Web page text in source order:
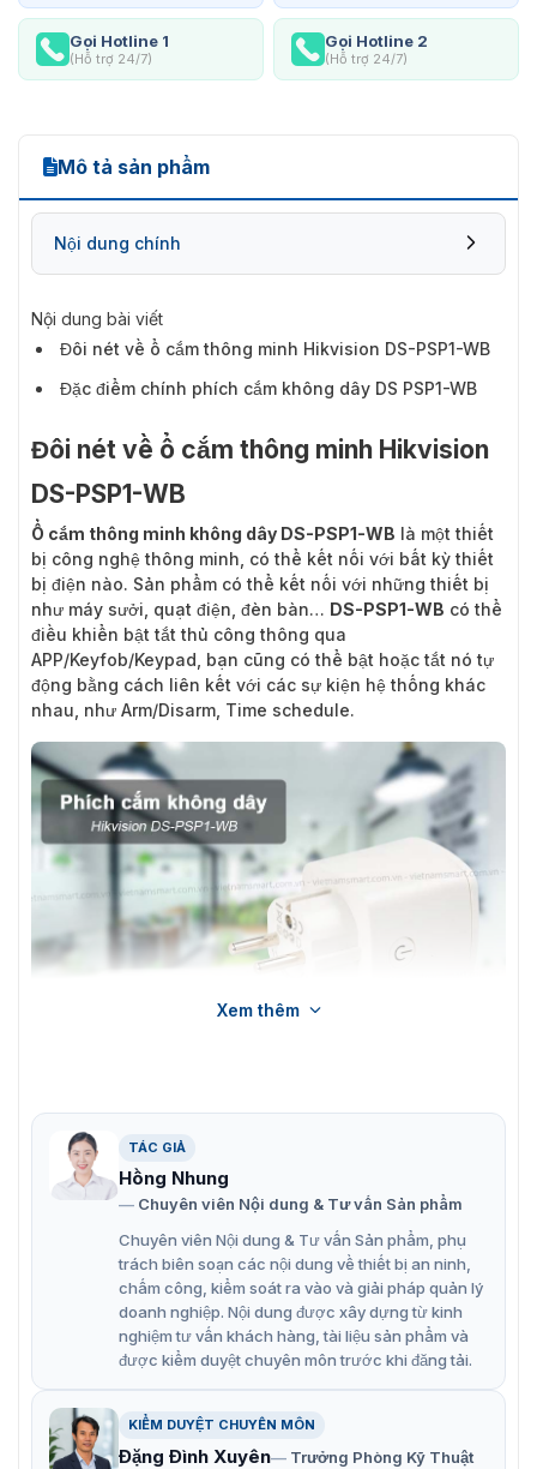
Gọi Hotline 1
(Hỗ trợ 24/7)
Gọi Hotline 2
(Hỗ trợ 24/7)
Mô tả sản phẩm
Nội dung chính
Nội dung bài viết
Đôi nét về ổ cắm thông minh Hikvision DS-PSP1-WB
Đặc điểm chính phích cắm không dây DS PSP1-WB
Đôi nét về ổ cắm thông minh Hikvision
DS-PSP1-WB
Ổ cắm thông minh không dây DS-PSP1-WB là một thiết
bị công nghệ thông minh, có thể kết nối với bất kỳ thiết
bị điện nào. Sản phẩm có thể kết nối với những thiết bị
như máy sưởi, quạt điện, đèn bàn… DS-PSP1-WB có thể
điều khiển bật tắt thủ công thông qua
APP/Keyfob/Keypad, bạn cũng có thể bật hoặc tắt nó tự
động bằng cách liên kết với các sự kiện hệ thống khác
nhau, như Arm/Disarm, Time schedule.
Đặc điểm chính phích cắm không dây
DS PSP1-WB
Hikvision DS-PSP1-WBmang đến cho người dùng một
ngôi nhà thông minh. Thiết bị sở hữu những đặc điểm
Giao tiếp không dây hai chiều 433MHz và mã hóa
AES-128
Trang bị màn hình LED hiển thị trạng thái.
Vận hành tự động hóa, bật/tắt một nút từ
APP/Keyfob/Keypad.
Xem thêm
TÁC GIẢ
Hồng Nhung
Chuyên viên Nội dung & Tư vấn Sản phẩm
Chuyên viên Nội dung & Tư vấn Sản phẩm, phụ
trách biên soạn các nội dung về thiết bị an ninh,
chấm công, kiểm soát ra vào và giải pháp quản lý
doanh nghiệp. Nội dung được xây dựng từ kinh
nghiệm tư vấn khách hàng, tài liệu sản phẩm và
được kiểm duyệt chuyên môn trước khi đăng tải.
KIỂM DUYỆT CHUYÊN MÔN
Đặng Đình Xuyên
Trưởng Phòng Kỹ Thuật